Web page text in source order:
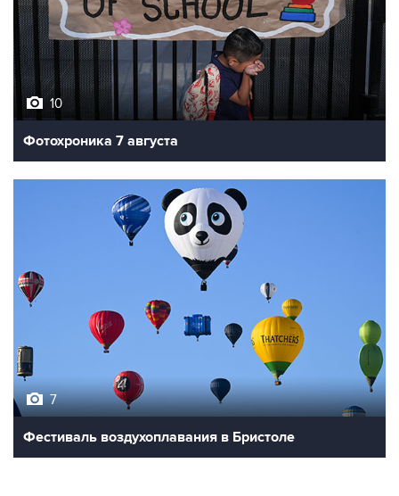
10
Фотохроника 7 августа
7
Фестиваль воздухоплавания в Бристоле